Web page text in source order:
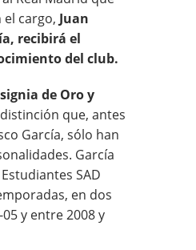
cargo, Juan
recibirá el
del club.
de Oro y
que, antes
García, sólo han
García
SAD
en dos
y entre 2008 y